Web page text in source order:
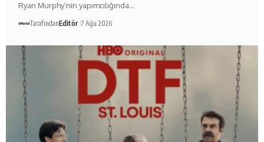
Ryan Murphy’nin yapımcılığında…
TarafındanEditör 7 Ağu 2026